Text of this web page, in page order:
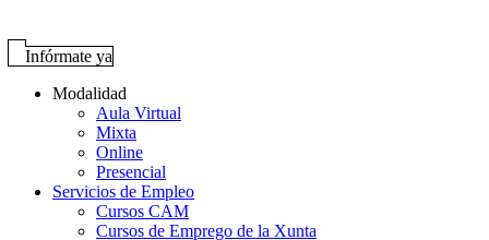
Infórmate ya
Modalidad
Aula Virtual
Mixta
Online
Presencial
Servicios de Empleo
Cursos CAM
Cursos de Emprego de la Xunta